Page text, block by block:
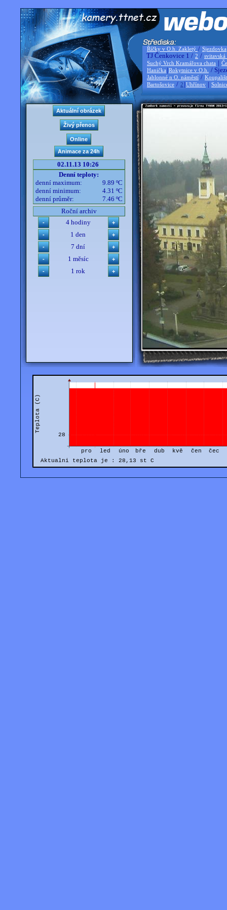
Říčky v O.h. Zakletý / Sjezdovka
TJ Čenkovice 1 / 2 / svitavská
Suchý Vrch Kramářova chata |
Hanička |Rokytnice v O.h. /
Jablonné n O. náměstí /
Bartošovice / 2 |Uhřínov |
02.11.13 10:26
Denní teploty:
denní maximum:
9.89 ºC
denní minimum:
4.31 ºC
denní průměr:
7.46 ºC
Roční archiv
4 hodiny
1 den
7 dní
1 měsíc
1 rok